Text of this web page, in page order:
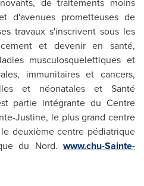
d'avenues prometteuses de
travaux s'inscrivent sous les
et devenir en santé,
musculosquelettiques et
immunitaires et cancers,
et néonatales et Santé
partie intégrante du Centre
Justine, le plus grand centre
deuxième centre pédiatrique
du Nord. www.chu-Sainte-